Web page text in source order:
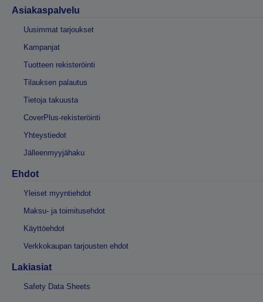
Asiakaspalvelu
Uusimmat tarjoukset
Kampanjat
Tuotteen rekisteröinti
Tilauksen palautus
Tietoja takuusta
CoverPlus-rekisteröinti
Yhteystiedot
Jälleenmyyjähaku
Ehdot
Yleiset myyntiehdot
Maksu- ja toimitusehdot
Käyttöehdot
Verkkokaupan tarjousten ehdot
Lakiasiat
Safety Data Sheets